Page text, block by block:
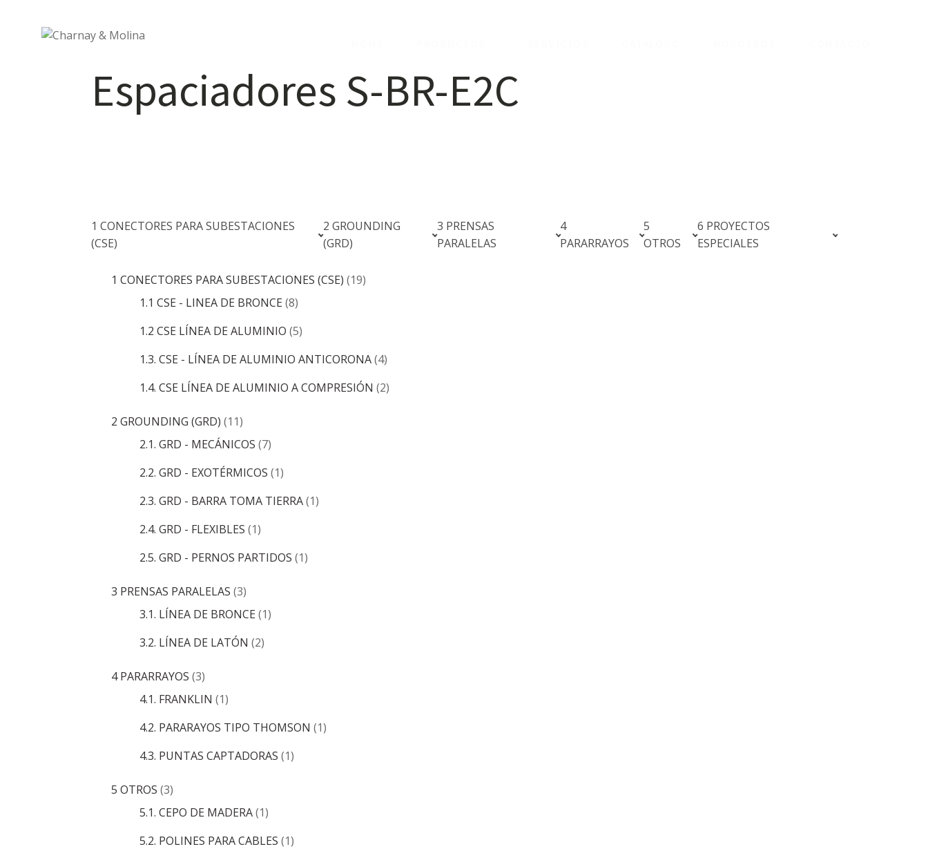
Espaciadores S-BR-E2C
1 CONECTORES PARA SUBESTACIONES
(CSE)
2 GROUNDING
(GRD)
3 PRENSAS
PARALELAS
4
PARARRAYOS
5
OTROS
6 PROYECTOS
ESPECIALES
1 CONECTORES PARA SUBESTACIONES (CSE) (19)
1.1 CSE - LINEA DE BRONCE (8)
1.2 CSE LÍNEA DE ALUMINIO (5)
1.3. CSE - LÍNEA DE ALUMINIO ANTICORONA (4)
1.4. CSE LÍNEA DE ALUMINIO A COMPRESIÓN (2)
2 GROUNDING (GRD) (11)
2.1. GRD - MECÁNICOS (7)
2.2. GRD - EXOTÉRMICOS (1)
2.3. GRD - BARRA TOMA TIERRA (1)
2.4. GRD - FLEXIBLES (1)
2.5. GRD - PERNOS PARTIDOS (1)
3 PRENSAS PARALELAS (3)
3.1. LÍNEA DE BRONCE (1)
3.2. LÍNEA DE LATÓN (2)
4 PARARRAYOS (3)
4.1. FRANKLIN (1)
4.2. PARARAYOS TIPO THOMSON (1)
4.3. PUNTAS CAPTADORAS (1)
5 OTROS (3)
5.1. CEPO DE MADERA (1)
5.2. POLINES PARA CABLES (1)